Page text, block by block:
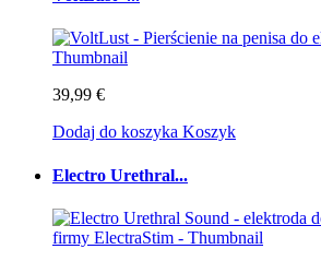
39,99 €
Dodaj do koszyka Koszyk
Electro Urethral...